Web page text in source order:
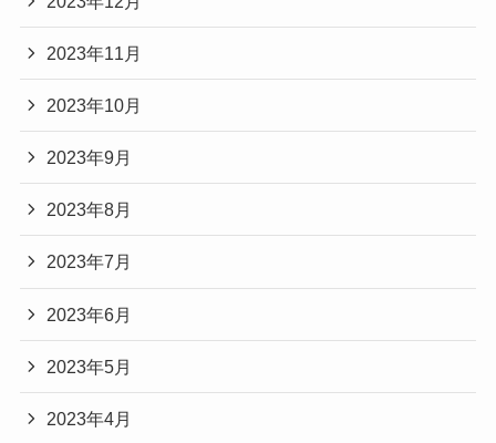
2023年11月
2023年10月
2023年9月
2023年8月
2023年7月
2023年6月
2023年5月
2023年4月